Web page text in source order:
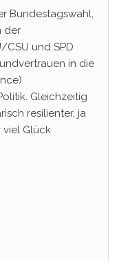
Bundestagswahl,
der
CSU und SPD
in die
Gleichzeitig
resilienter, ja
viel Glück